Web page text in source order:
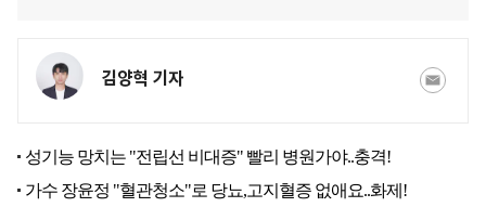
김양혁 기자